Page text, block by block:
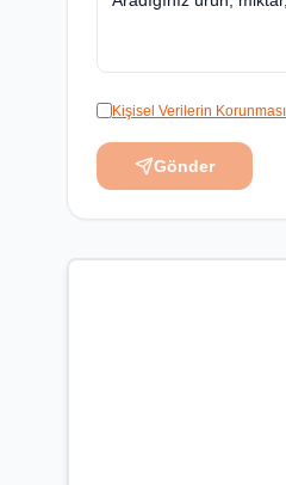
Kişisel Verilerin
Gönder